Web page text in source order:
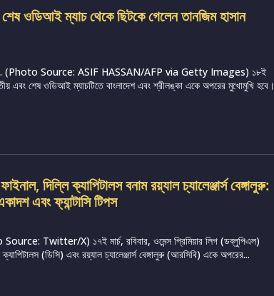
ওডিআই ম্যাচ থেকে ছিটকে গেলেন তানজিম হাসান
Source: ASIF HASSAN/AFP via Getty Images) ১৮ই
এবং শেষ ওডিআই ম্যাচটিতে বাংলাদেশ এবং শ্রীলঙ্কা একে অপরের মুখোমুখি হবে।
দিল্লি ক্যাপিটালস বনাম রয়্যাল চ্যালেঞ্জার্স বেঙ্গালুরু:
এবং ফ্যান্টাসি টিপস
Twitter/X) ১৭ই মার্চ, রবিবার, ওমেন্স প্রিমিয়ার লিগ (ডব্লুপিএল)
(ডিসি) এবং রয়্যাল চ্যালেঞ্জার্স বেঙ্গালুরু (আরসিবি) একে অপরের...